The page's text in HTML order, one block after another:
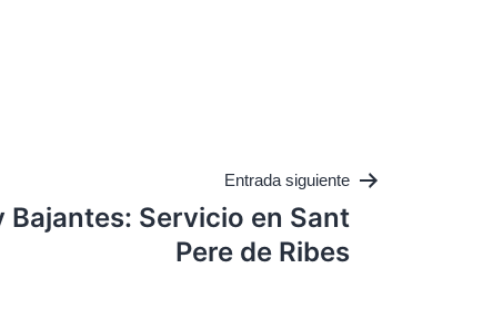
Entrada siguiente
Bajantes: Servicio en Sant
Pere de Ribes